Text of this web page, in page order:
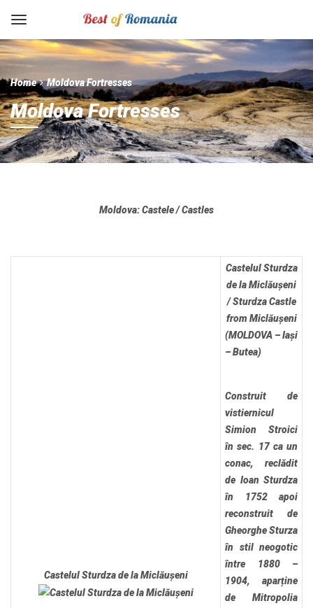
Home Moldova Fortresses
Moldova Fortresses
Moldova: Castele / Castles
Castelul Sturdza de la Miclăușeni
Castelul Sturdza
de la Miclăușeni
/ Sturdza Castle
from Miclăușeni
(MOLDOVA – Iași
– Butea)
Construit de
vistiernicul
Simion Stroici
în sec. 17 ca un
conac, reclădit
de Ioan Sturdza
în 1752 apoi
reconstruit de
Gheorghe Sturza
în stil neogotic
între 1880 –
1904, aparține
de Mitropolia